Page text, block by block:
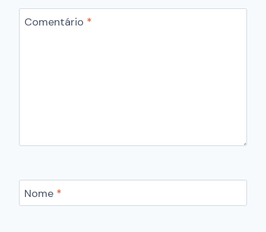
Comentário *
Nome *